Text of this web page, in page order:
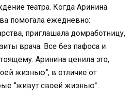
театра. Когда Аринина
помогала ежедневно:
приглашала домработницу,
врача. Все без пафоса и
Аринина ценила это,
жизнью”, в отличие от
“живут своей жизнью”.